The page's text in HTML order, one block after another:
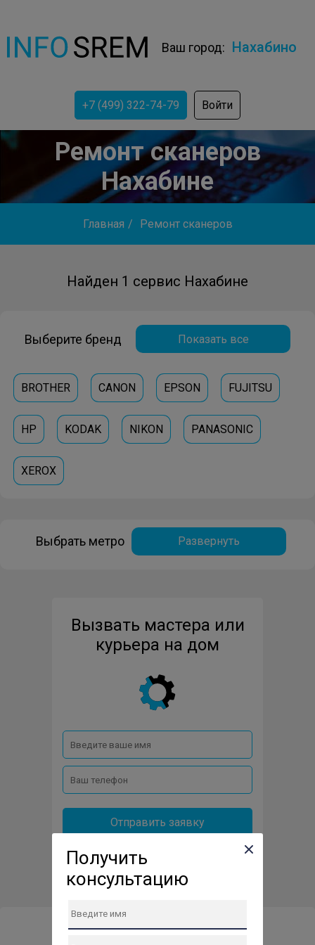
Ваш город: Нахабино
+7 (499) 322-74-79 Войти
Ремонт сканеров
Нахабине
Главная / Ремонт сканеров
Найден 1 сервис Нахабине
Выберите бренд Показать все
BROTHER CANON EPSON FUJITSU
HP KODAK NIKON PANASONIC
XEROX
Выбрать метро Развернуть
Вызвать мастера или
курьера на дом
Отправить заявку
Получить
консультацию